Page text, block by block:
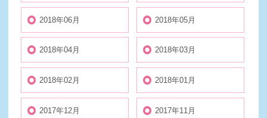
2018年06月 2018年05月
2018年04月 2018年03月
2018年02月 2018年01月
2017年12月 2017年11月